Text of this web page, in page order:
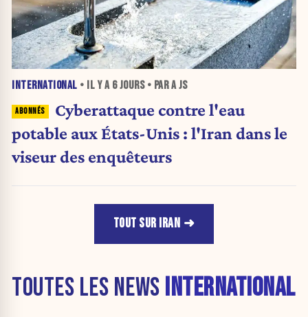
INTERNATIONAL • IL Y A 6 JOURS• PAR A JS
Cyberattaque contre l'eau
potable aux États-Unis : l'Iran dans le
viseur des enquêteurs
TOUT SUR IRAN
TOUTES LES NEWS INTERNATIONAL